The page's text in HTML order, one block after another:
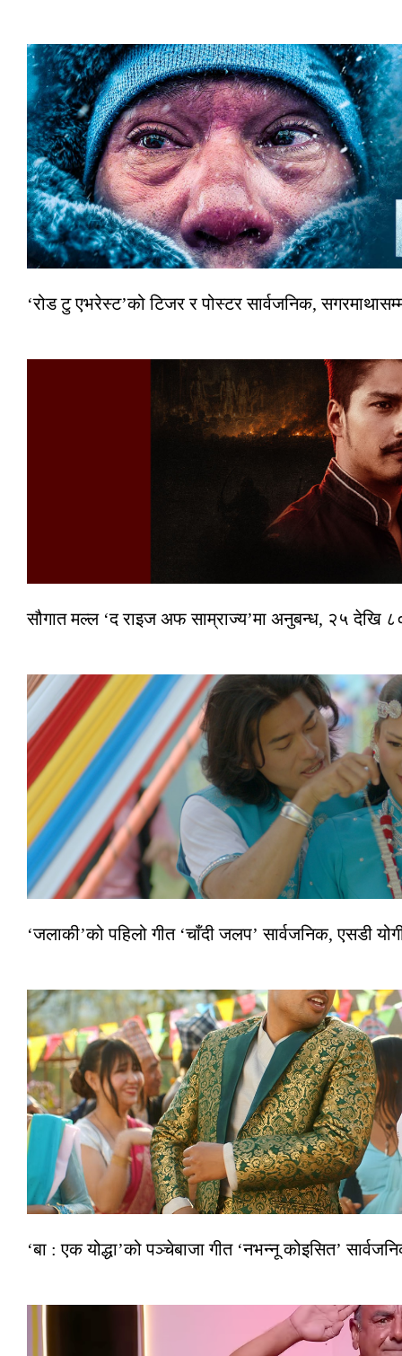
‘रोड टु एभरेस्ट’को टिजर र पोस्टर सार्वजनिक,
सौगात मल्ल ‘द राइज अफ साम्राज्य’मा अनुबन्ध, २५ देखि
‘जलाकी’को पहिलो गीत ‘चाँदी जलप’ सार्वजनिक, एसडी
‘बा : एक योद्धा’को पञ्चेबाजा गीत ‘नभन्नू कोइसित’